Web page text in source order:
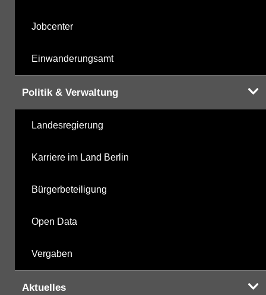
Jobcenter
Einwanderungsamt
Politik & Verwaltung
Landesregierung
Karriere im Land Berlin
Bürgerbeteiligung
Open Data
Vergaben
Aktuelles